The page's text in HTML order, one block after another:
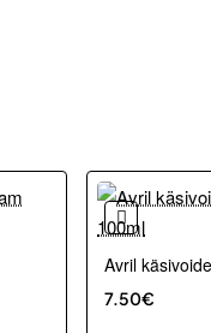
Avril
7.50€